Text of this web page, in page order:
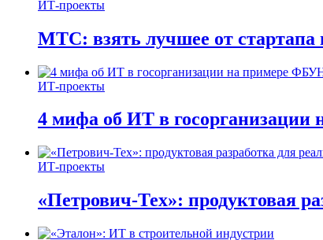
ИТ-проекты
МТС: взять лучшее от стартапа
ИТ-проекты
4 мифа об ИТ в
ИТ-проекты
«Петрович-Тех»: продуктовая